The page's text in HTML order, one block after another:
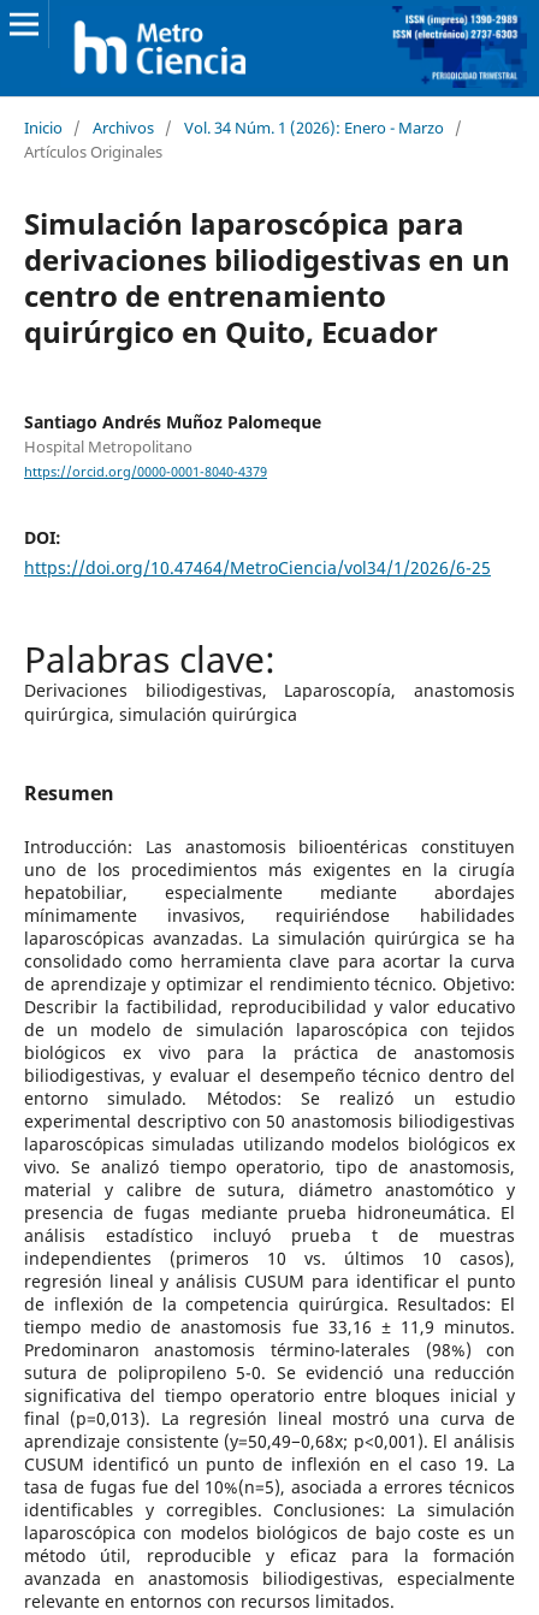
Inicio / Archivos / Vol. 34 Núm. 1 (2026): Enero - Marzo /
Artículos Originales
Simulación laparoscópica para
derivaciones biliodigestivas en un
centro de entrenamiento
quirúrgico en Quito, Ecuador
Santiago Andrés Muñoz Palomeque
Hospital Metropolitano
https://orcid.org/0000-0001-8040-4379
DOI:
https://doi.org/10.47464/MetroCiencia/vol34/1/2026/6-25
Derivaciones biliodigestivas, Laparoscopía, anastomosis
quirúrgica, simulación quirúrgica
Resumen
Introducción: Las anastomosis bilioentéricas constituyen
uno de los procedimientos más exigentes en la cirugía
hepatobiliar, especialmente mediante abordajes
mínimamente invasivos, requiriéndose habilidades
laparoscópicas avanzadas. La simulación quirúrgica se ha
consolidado como herramienta clave para acortar la curva
de aprendizaje y optimizar el rendimiento técnico. Objetivo:
Describir la factibilidad, reproducibilidad y valor educativo
de un modelo de simulación laparoscópica con tejidos
biológicos ex vivo para la práctica de anastomosis
biliodigestivas, y evaluar el desempeño técnico dentro del
entorno simulado. Métodos: Se realizó un estudio
experimental descriptivo con 50 anastomosis biliodigestivas
laparoscópicas simuladas utilizando modelos biológicos ex
vivo. Se analizó tiempo operatorio, tipo de anastomosis,
material y calibre de sutura, diámetro anastomótico y
presencia de fugas mediante prueba hidroneumática. El
análisis estadístico incluyó prueba t de muestras
independientes (primeros 10 vs. últimos 10 casos),
regresión lineal y análisis CUSUM para identificar el punto
de inflexión de la competencia quirúrgica. Resultados: El
tiempo medio de anastomosis fue 33,16 ± 11,9 minutos.
Predominaron anastomosis término-laterales (98%) con
sutura de polipropileno 5-0. Se evidenció una reducción
significativa del tiempo operatorio entre bloques inicial y
final (p=0,013). La regresión lineal mostró una curva de
aprendizaje consistente (y=50,49−0,68x; p<0,001). El análisis
CUSUM identificó un punto de inflexión en el caso 19. La
tasa de fugas fue del 10%(n=5), asociada a errores técnicos
identificables y corregibles. Conclusiones: La simulación
laparoscópica con modelos biológicos de bajo coste es un
método útil, reproducible y eficaz para la formación
avanzada en anastomosis biliodigestivas, especialmente
relevante en entornos con recursos limitados.